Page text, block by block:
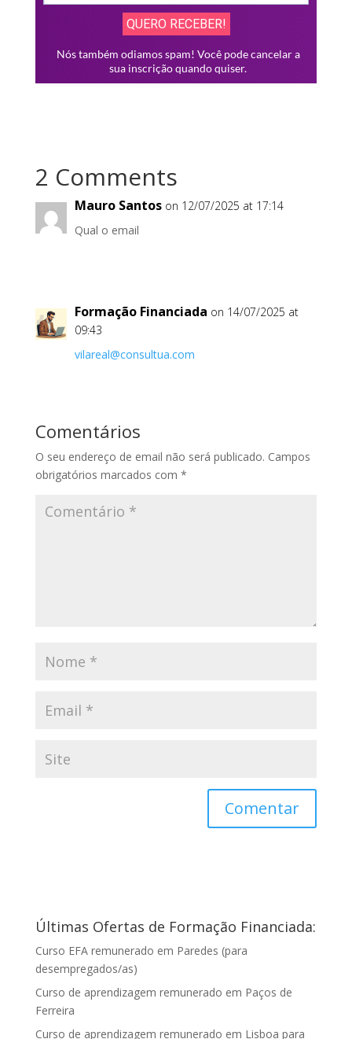
2 Comments
Mauro Santos on 12/07/2025 at 17:14
Qual o email
Formação Financiada on 14/07/2025 at
09:43
vilareal@consultua.com
Comentários
O seu endereço de email não será publicado. Campos
obrigatórios marcados com *
Últimas Ofertas de Formação Financiada:
Curso EFA remunerado em Paredes (para
desempregados/as)
Curso de aprendizagem remunerado em Paços de
Ferreira
Curso de aprendizagem remunerado em Lisboa para